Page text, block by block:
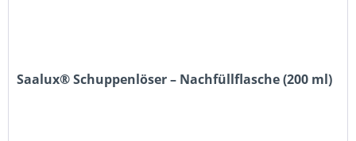
Saalux® Schuppenlöser – Nachfüllflasche (200 ml)